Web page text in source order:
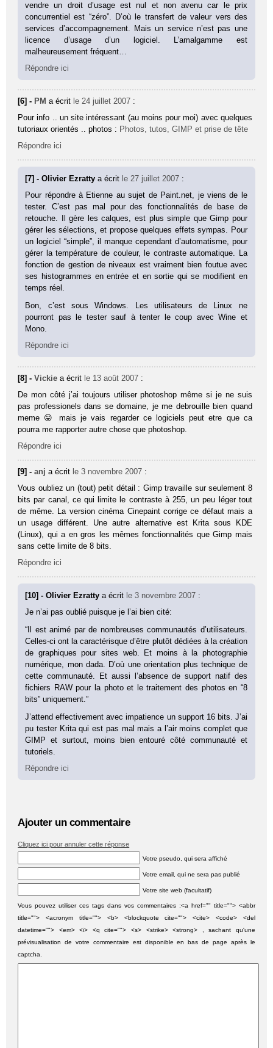
vendre un droit d’usage est nul et non avenu car le prix
concurrentiel est “zéro”. D’où le transfert de valeur vers des
services d’accompagnement. Mais un service n’est pas une
licence d’usage d’un logiciel. L’amalgamme est
malheureusement fréquent…
Répondre ici
[6] - PM a écrit le 24 juillet 2007 :
Pour info .. un site intéressant (au moins pour moi) avec quelques
tutoriaux orientés .. photos : Photos, tutos, GIMP et prise de tête
Répondre ici
[7] - Olivier Ezrattya écrit le 27 juillet 2007 :
Pour répondre à Etienne au sujet de Paint.net, je viens de le
tester. C’est pas mal pour des fonctionnalités de base de
retouche. Il gère les calques, est plus simple que Gimp pour
gérer les sélections, et propose quelques effets sympas. Pour
un logiciel “simple”, il manque cependant d’automatisme, pour
gérer la température de couleur, le contraste automatique. La
fonction de gestion de niveaux est vraiment bien foutue avec
ses histogrammes en entrée et en sortie qui se modifient en
temps réel.
Bon, c’est sous Windows. Les utilisateurs de Linux ne
pourront pas le tester sauf à tenter le coup avec Wine et
Mono.
Répondre ici
[8] -Vickie a écrit le 13 août 2007 :
De mon côté j’ai toujours utiliser photoshop même si je ne suis
pas professionels dans se domaine, je me debrouille bien quand
meme 😛 mais je vais regarder ce logiciels peut etre que ca
pourra me rapporter autre chose que photoshop.
Répondre ici
[9] -anj a écrit le 3 novembre 2007 :
Vous oubliez un (tout) petit détail : Gimp travaille sur seulement 8
bits par canal, ce qui limite le contraste à 255, un peu léger tout
de même. La version cinéma Cinepaint corrige ce défaut mais a
un usage différent. Une autre alternative est Krita sous KDE
(Linux), qui a en gros les mêmes fonctionnalités que Gimp mais
sans cette limite de 8 bits.
Répondre ici
[10] - Olivier Ezrattya écrit le 3 novembre 2007 :
Je n’ai pas oublié puisque je l’ai bien cité:
“Il est animé par de nombreuses communautés d’utilisateurs.
Celles-ci ont la caractérisque d’être plutôt dédiées à la création
de graphiques pour sites web. Et moins à la photographie
numérique, mon dada. D’où une orientation plus technique de
cette communauté. Et aussi l’absence de support natif des
fichiers RAW pour la photo et le traitement des photos en “8
bits” uniquement.”
J’attend effectivement avec impatience un support 16 bits. J’ai
pu tester Krita qui est pas mal mais a l’air moins complet que
GIMP et surtout, moins bien entouré côté communauté et
tutoriels.
Répondre ici
Ajouter un commentaire
Cliquez ici pour annuler cette réponse
Votre pseudo, qui sera affiché
Votre email, qui ne sera pas publié
Votre site web (facultatif)
Vous pouvez utiliser ces tags dans vos commentaires :<a href="" title=""> <abbr
title=""> <acronym title=""> <b> <blockquote cite=""> <cite> <code> <del
datetime=""> <em> <i> <q cite=""> <s> <strike> <strong> , sachant qu'une
prévisualisation de votre commentaire est disponible en bas de page après le
captcha.